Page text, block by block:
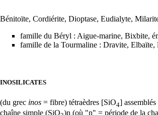
Bénitoïte, Cordiérite, Dioptase, Eudialyte,
famille du Béryl : Aigue-marine, Bixbite,
famille de la Tourmaline : Dravite, Elbaïte,
INOSILICATES
(du grec inos = fibre) tétraèdres [SiO4]
chaîne simple (SiO )n (où "n" = période de la